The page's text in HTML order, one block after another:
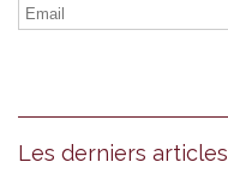
Les derniers articles